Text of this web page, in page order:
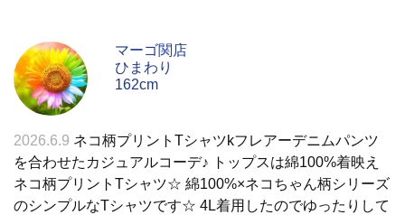
マーゴ関店
ひまわり
162cm
2026.6.9 ネコ柄プリントTシャツkフレアーデニムパンツ
を合わせたカジュアルコーデ♪ トップスは綿100%着映え
ネコ柄プリントTシャツ☆ 綿100%×ネコちゃん柄シリーズ
のシンプルなTシャツです☆ 4L着用したのでゆったりして